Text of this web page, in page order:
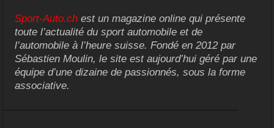
Sport-Auto.ch est un magazine online qui présente
toute l’actualité du sport automobile et de
l’automobile à l’heure suisse. Fondé en 2012 par
Sébastien Moulin, le site est aujourd’hui géré par une
équipe d’une dizaine de passionnés, sous la forme
associative.